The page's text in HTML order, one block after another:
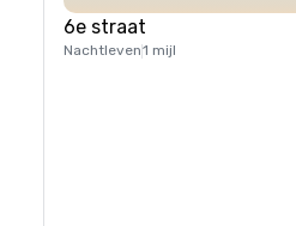
6e straat
Nachtleven1 mijl